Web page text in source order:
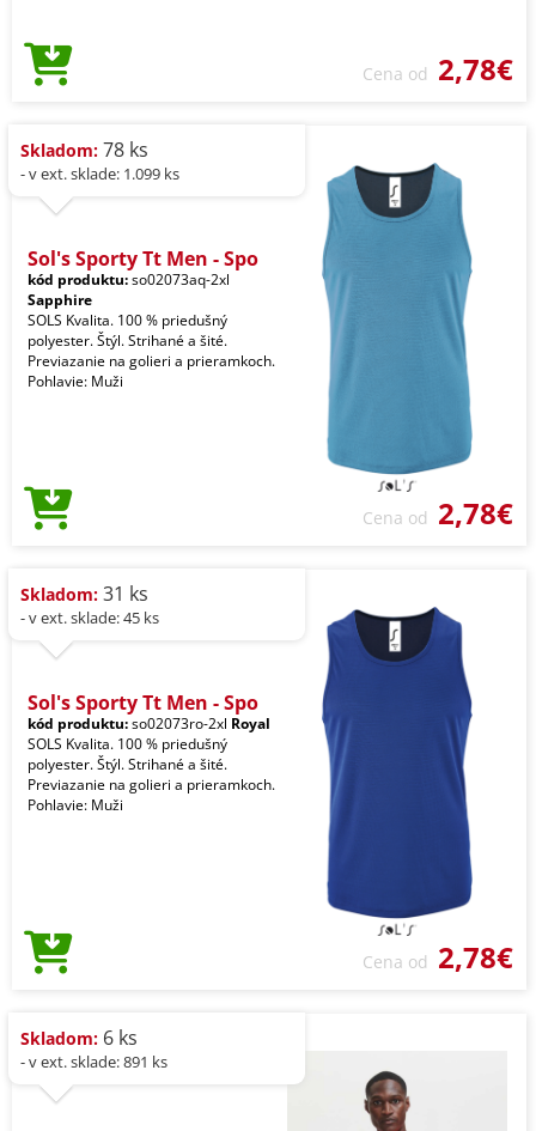
Cena od 2,78€
Skladom: 78 ks
- v ext. sklade: 1.099 ks
Sol's Sporty Tt Men - Spo
kód produktu:so02073aq-2xl
Sapphire
SOLS Kvalita. 100 % priedušný
polyester. Štýl. Strihané a šité.
Previazanie na golieri a prieramkoch.
Pohlavie: Muži
Cena od 2,78€
Skladom: 31 ks
- v ext. sklade: 45 ks
Sol's Sporty Tt Men - Spo
kód produktu:so02073ro-2xl Royal
SOLS Kvalita. 100 % priedušný
polyester. Štýl. Strihané a šité.
Previazanie na golieri a prieramkoch.
Pohlavie: Muži
Cena od 2,78€
Skladom: 6 ks
- v ext. sklade: 891 ks